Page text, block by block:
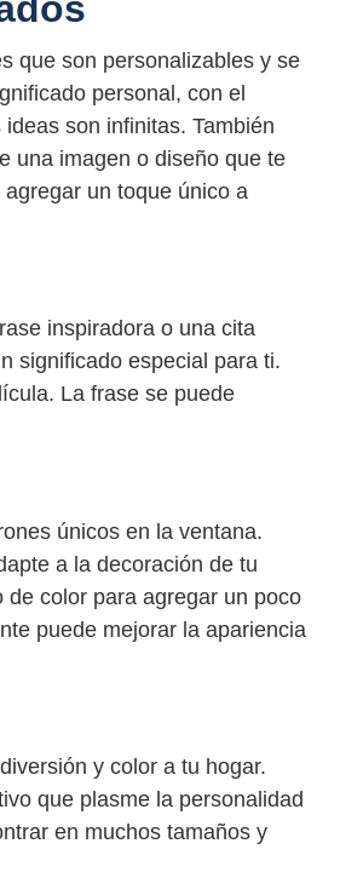
que son personalizables y se
personal, con el
son infinitas. También
una imagen o diseño que te
un toque único a
inspiradora o una cita
significado especial para ti.
La frase se puede
únicos en la ventana.
a la decoración de tu
color para agregar un poco
puede mejorar la apariencia
y color a tu hogar.
que plasme la personalidad
en muchos tamaños y